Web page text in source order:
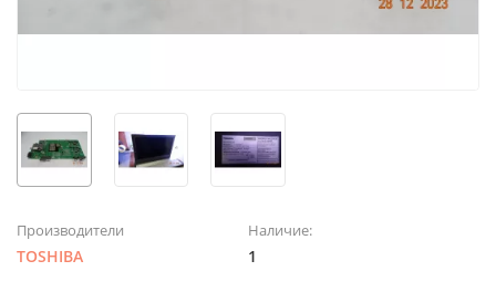
Производители
TOSHIBA
Наличие:
1